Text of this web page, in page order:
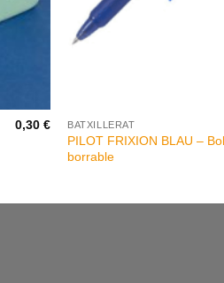
0,30 € BATXILLERAT
PILOT FRIXION BLAU –
borrable